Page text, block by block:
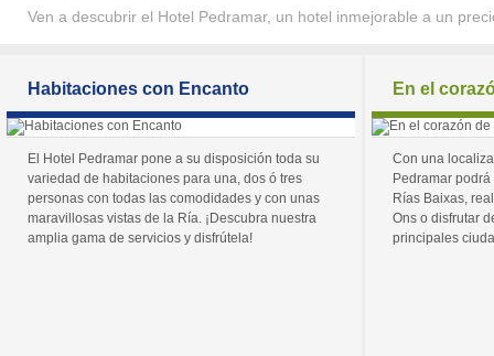
Ven a descubrir el Hotel Pedramar, un hotel inmejorable a un
Habitaciones con Encanto
El Hotel Pedramar pone a su disposición toda su
variedad de habitaciones para una, dos ó tres
personas con todas las comodidades y con unas
maravillosas vistas de la Ría. ¡Descubra nuestra
amplia gama de servicios y disfrútela!
En el
Con una
Pedramar
Rías Baixas,
Ons o disfrutar
principales